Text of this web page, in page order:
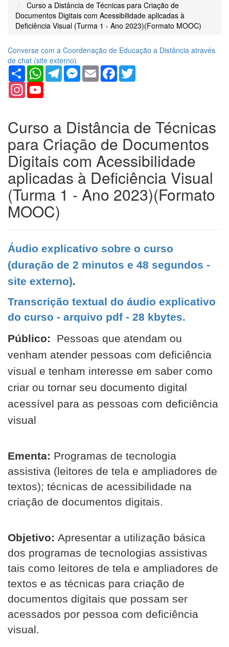
Curso a Distância de Técnicas para Criação de
Documentos Digitais com Acessibilidade aplicadas à
Deficiência Visual (Turma 1 - Ano 2023)(Formato MOOC)
Converse com a Coordenação de Educação a Distância através
de chat (site externo)
Share WhatsAppTelegramMessenger
Email Facebook
Instagram
Curso a Distância de Técnicas
para Criação de Documentos
Digitais com Acessibilidade
aplicadas à Deficiência Visual
(Turma 1 - Ano 2023)(Formato
MOOC)
Áudio explicativo sobre o curso
(duração de 2 minutos e 48 segundos -
site externo).
Transcrição textual do áudio explicativo
do curso - arquivo pdf - 28 kbytes.
Público: Pessoas que atendam ou
venham atender pessoas com deficiência
visual e tenham interesse em saber como
criar ou tornar seu documento digital
acessível para as pessoas com deficiência
visual
Ementa: Programas de tecnologia
assistiva (leitores de tela e ampliadores de
textos); técnicas de acessibilidade na
criação de documentos digitais.
Objetivo: Apresentar a utilização básica
dos programas de tecnologias assistivas
tais como leitores de tela e ampliadores de
textos e as técnicas para criação de
documentos digitais que possam ser
acessados por pessoa com deficiência
visual.